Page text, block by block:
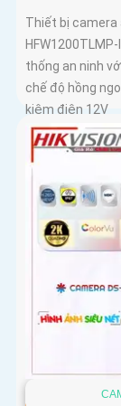
Thiết bị camera
thống an ninh
chế độ hồng
kiệm điện 12V